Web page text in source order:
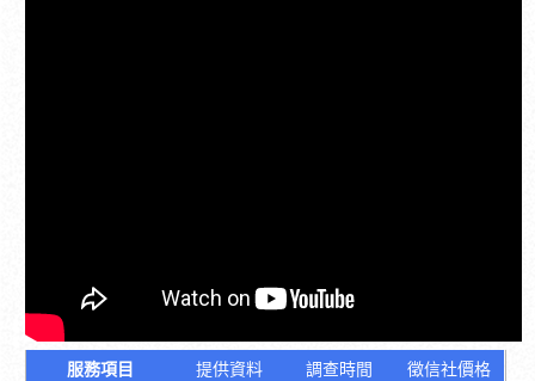
服務項目 提供資料 調查時間 徵信社價格